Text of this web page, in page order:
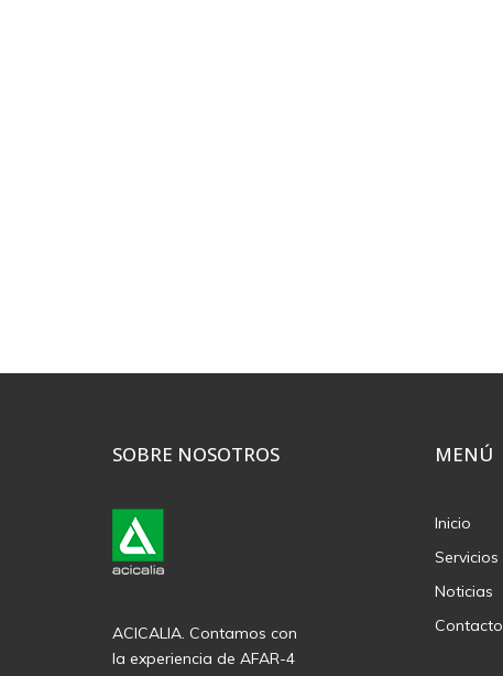
SOBRE NOSOTROS
ACICALIA. Contamos con
la experiencia de AFAR-4
MENÚ
Inicio
Servicios
Noticias
Contacto